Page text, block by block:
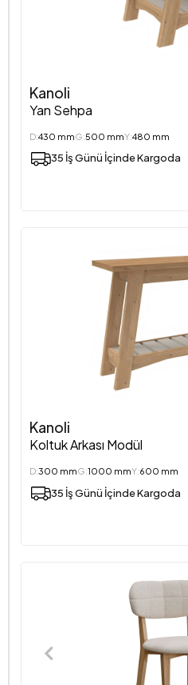
Kanoli
Yan Sehpa
D:430 mmG:500 mmY:480 mm
35 İş Günü İçinde Kargoda
Kanoli
Koltuk Arkası Modül
D:300 mmG:1000 mmY:600 mm
35 İş Günü İçinde Kargoda